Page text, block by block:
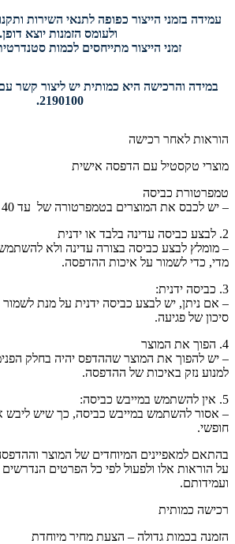
עמידה בזמני הייצור כפופה לתנאי השירות
ולעומס הזמנות יוצא דופן.
זמני הייצור מתייחסים לכמות
2190100.
הוראות לאחר רכישה
מוצרי טקסטיל עם הדפסה אישית
טמפרטורת כביסה
– יש לכבס את המוצרים בטמפרטורה של עד 40 מעלות צלזיוס או פחות
2. לבצע כביסה עדינה בלבד או ידנית
– מומלץ לבצע כביסה בצורה עדינה ולא
מדי, כדי לשמור על איכות ההדפסה.
3. כביסה ידנית:
– אם ניתן, יש לבצע כביסה ידנית על מנת
סיכון של פגיעה.
4. הפוך את המוצר
– יש להפוך את המוצר שההדפס יהיה בחלק
למנוע נזק באיכות של ההדפסה.
5. אין להשתמש במייבש כביסה:
– אסור להשתמש במייבש כביסה, כך שיש ליבש
חופשי.
בהתאם למאפיינים המיוחדים של המוצר
על הוראות אלו ולפעול לפי כל הפרטים
ועמידותם.
רכישה כמותית
הזמנה בכמות גדולה – הצעת מחיר מיוחדת